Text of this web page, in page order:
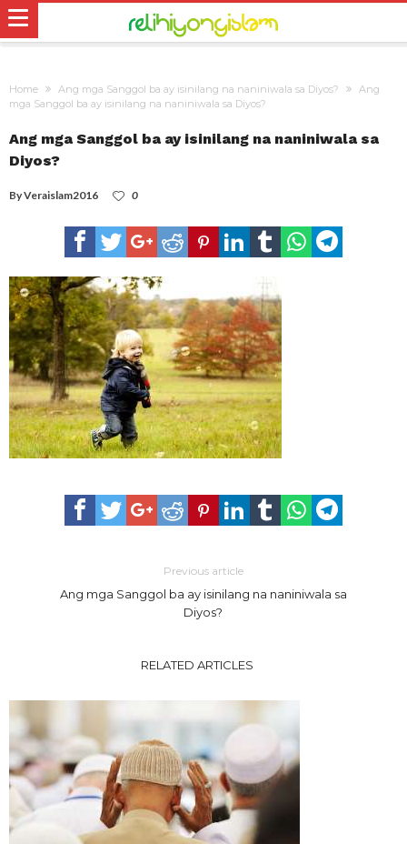
Home Ang mga Sanggol ba ay isinilang na naniniwala sa Diyos?
Ang
mga Sanggol ba ay isinilang na naniniwala sa Diyos?
Ang mga Sanggol ba ay isinilang na naniniwala sa
Diyos?
ByVeraislam2016 0
Previous article
Ang mga Sanggol ba ay isinilang na naniniwala sa
Diyos?
RELATED ARTICLES